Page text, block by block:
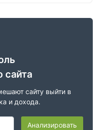
сайта
сайту выйти в
и дохода.
Анализировать